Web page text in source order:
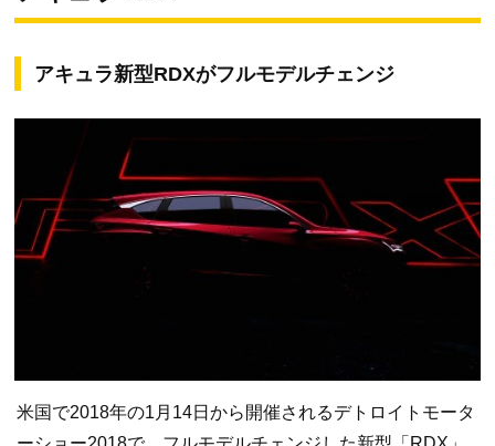
アキュラ新型RDXがフルモデルチェンジ
米国で2018年の1月14日から開催されるデトロイトモータ